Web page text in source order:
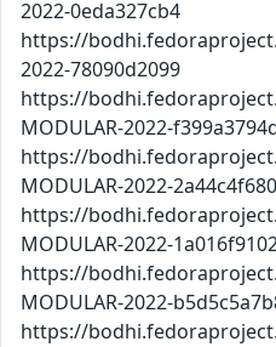
2022-0eda327cb4
https://
2022-78090d2099
https://
MODULAR-2022-
https://
MODULAR-2022-2a44c4f680
https://
MODULAR-2022-
https://
MODULAR-2022-
https://